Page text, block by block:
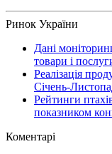
Ринок України
Дані
товари і
Реалізація
Січень-
Рейтинги
показником
Коментарі